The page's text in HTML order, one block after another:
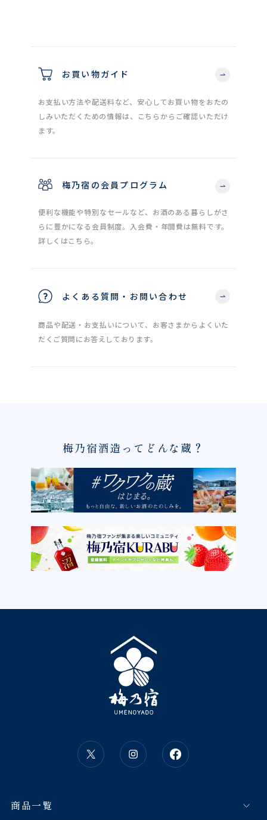
お買い物ガイド
お支払い方法や配送料など、安心してお買い物をおたの
しみいただくための情報は、こちらからご確認いただけ
ます。
梅乃宿の会員プログラム
便利な機能や特別なセールなど、お酒のある暮らしがさ
らに豊かになる会員制度。入会費・年間費は無料です。
詳しくはこちら。
よくある質問・お問い合わせ
商品や配送・お支払いについて、お客さまからよくいた
だくご質問にお答えしております。
梅乃宿酒造ってどんな蔵？
商品一覧